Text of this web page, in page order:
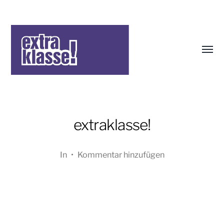
Menü
extraklasse!
In • Kommentar hinzufügen